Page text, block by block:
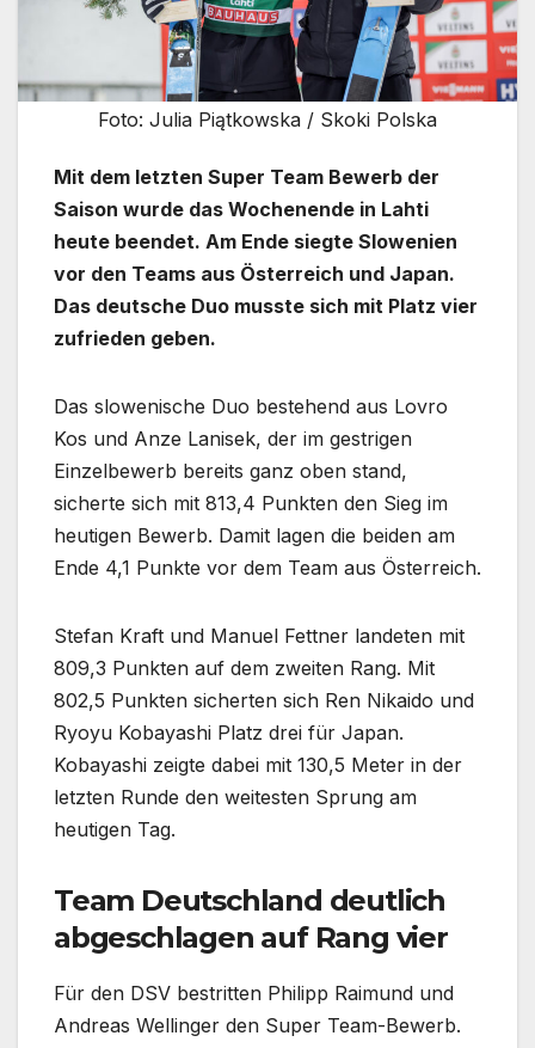
Foto: Julia Piątkowska / Skoki Polska
Mit dem letzten Super Team Bewerb der
Saison wurde das Wochenende in Lahti
heute beendet. Am Ende siegte Slowenien
vor den Teams aus Österreich und Japan.
Das deutsche Duo musste sich mit Platz vier
zufrieden geben.
Das slowenische Duo bestehend aus Lovro
Kos und Anze Lanisek, der im gestrigen
Einzelbewerb bereits ganz oben stand,
sicherte sich mit 813,4 Punkten den Sieg im
heutigen Bewerb. Damit lagen die beiden am
Ende 4,1 Punkte vor dem Team aus Österreich.
Stefan Kraft und Manuel Fettner landeten mit
809,3 Punkten auf dem zweiten Rang. Mit
802,5 Punkten sicherten sich Ren Nikaido und
Ryoyu Kobayashi Platz drei für Japan.
Kobayashi zeigte dabei mit 130,5 Meter in der
letzten Runde den weitesten Sprung am
heutigen Tag.
Team Deutschland deutlich
abgeschlagen auf Rang vier
Für den DSV bestritten Philipp Raimund und
Andreas Wellinger den Super Team-Bewerb.